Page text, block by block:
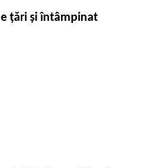
țări și întâmpinat